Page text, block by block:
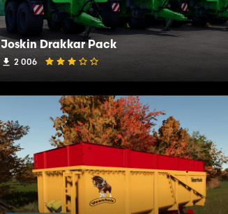
Joskin Drakkar Pack
2 006